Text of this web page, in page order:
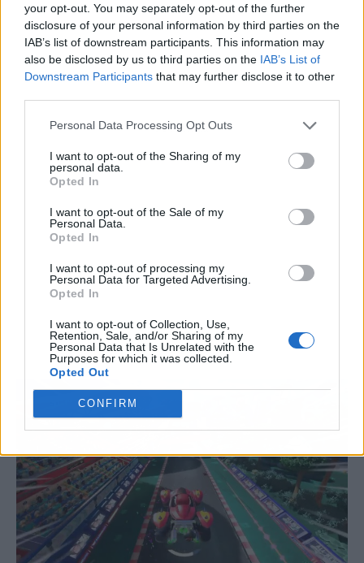
your opt-out. You may separately opt-out of the further
disclosure of your personal information by third parties on the
IAB’s list of downstream participants. This information may
also be disclosed by us to third parties on the IAB’s List of
Downstream Participants that may further disclose it to other
Personal Data Processing Opt Outs
I want to opt-out of the Sharing of my
personal data.
Opted In
I want to opt-out of the Sale of my
Personal Data.
Opted In
I want to opt-out of processing my
Personal Data for Targeted Advertising.
Opted In
I want to opt-out of Collection, Use,
Retention, Sale, and/or Sharing of my
Personal Data that Is Unrelated with the
Purposes for which it was collected.
Opted Out
CONFIRM
Publicidad